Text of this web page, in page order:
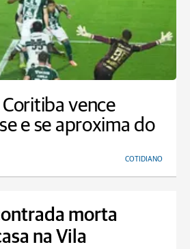
vence
e se aproxima do
COTIDIANO
morta
na Vila